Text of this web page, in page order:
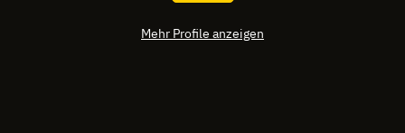
Mehr Profile anzeigen